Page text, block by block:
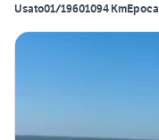
Usato01/19601094 KmEpoca